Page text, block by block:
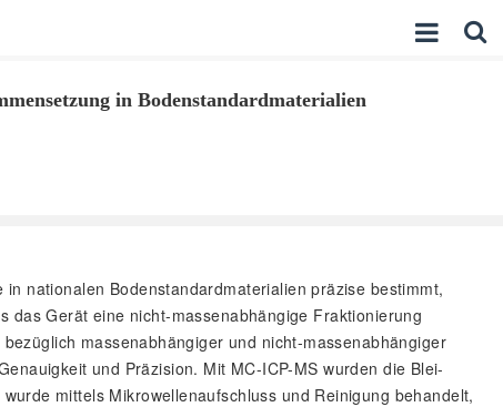
in Bodenstandardmaterialien
nationalen Bodenstandardmaterialien präzise bestimmt,
das Gerät eine nicht-massenabhängige Fraktionierung
massenabhängiger und nicht-massenabhängiger
und Präzision. Mit MC-ICP-MS wurden die Blei-
mittels Mikrowellenaufschluss und Reinigung behandelt,